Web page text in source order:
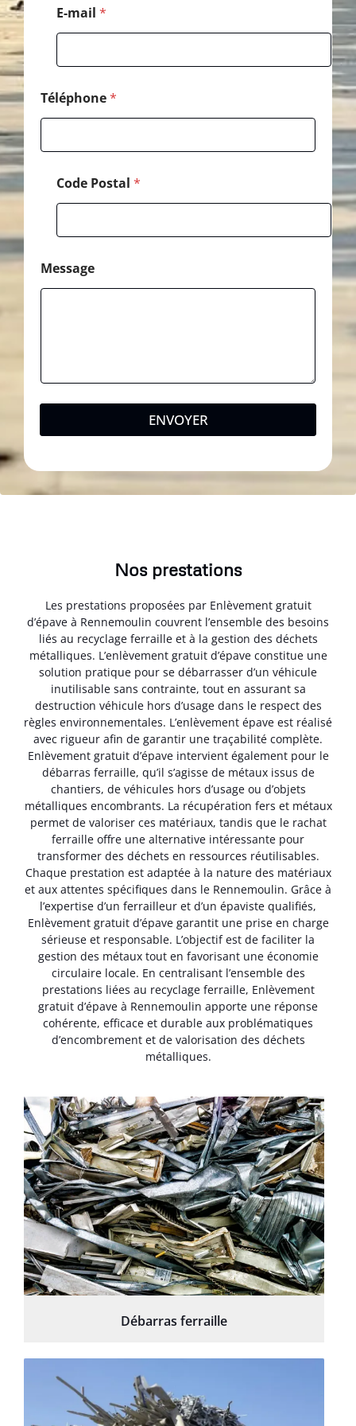
E-mail *
h
o
n
e
P
o
s
a
l
Téléphone*
Code Postal *
Message
ENVOYER
Nos prestations
Les prestations proposées par Enlèvement gratuit
d’épave à Rennemoulin couvrent l’ensemble des besoins
liés au recyclage ferraille et à la gestion des déchets
métalliques. L’enlèvement gratuit d’épave constitue une
solution pratique pour se débarrasser d’un véhicule
inutilisable sans contrainte, tout en assurant sa
destruction véhicule hors d’usage dans le respect des
règles environnementales. L’enlèvement épave est réalisé
avec rigueur afin de garantir une traçabilité complète.
Enlèvement gratuit d’épave intervient également pour le
débarras ferraille, qu’il s’agisse de métaux issus de
chantiers, de véhicules hors d’usage ou d’objets
métalliques encombrants. La récupération fers et métaux
permet de valoriser ces matériaux, tandis que le rachat
ferraille offre une alternative intéressante pour
transformer des déchets en ressources réutilisables.
Chaque prestation est adaptée à la nature des matériaux
et aux attentes spécifiques dans le Rennemoulin. Grâce à
l’expertise d’un ferrailleur et d’un épaviste qualifiés,
Enlèvement gratuit d’épave garantit une prise en charge
sérieuse et responsable. L’objectif est de faciliter la
gestion des métaux tout en favorisant une économie
circulaire locale. En centralisant l’ensemble des
prestations liées au recyclage ferraille, Enlèvement
gratuit d’épave à Rennemoulin apporte une réponse
cohérente, efficace et durable aux problématiques
d’encombrement et de valorisation des déchets
métalliques.
Débarras ferraille